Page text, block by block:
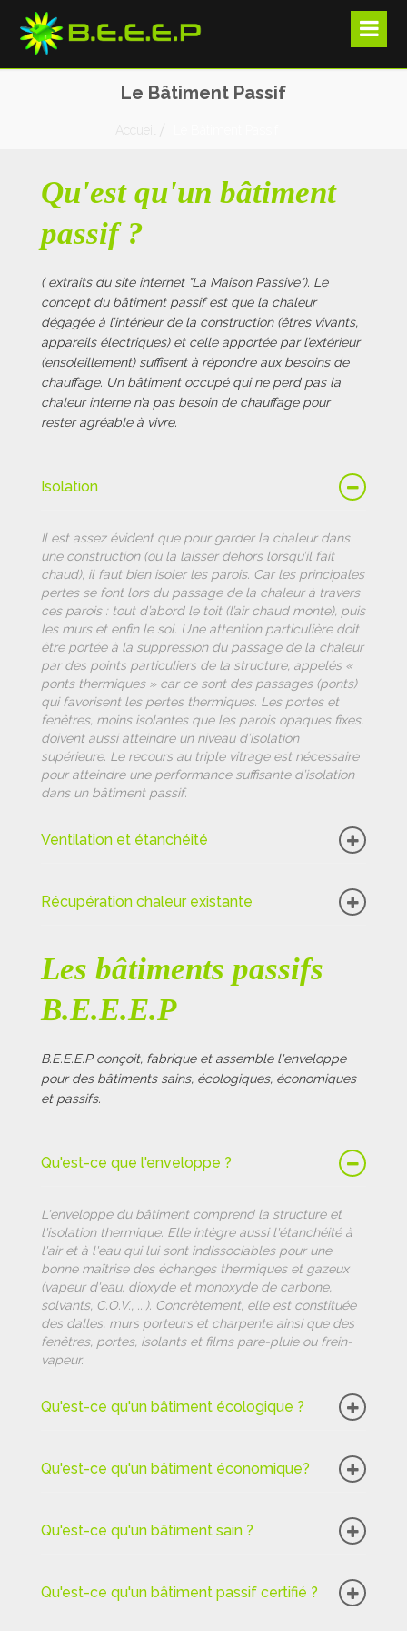
Le Bâtiment Passif
Qu'est qu'un bâtiment
passif ?
( extraits du site internet "La Maison Passive"). Le
concept du bâtiment passif est que la chaleur
dégagée à l’intérieur de la construction (êtres vivants,
appareils électriques) et celle apportée par l’extérieur
(ensoleillement) suffisent à répondre aux besoins de
chauffage. Un bâtiment occupé qui ne perd pas la
chaleur interne n’a pas besoin de chauffage pour
rester agréable à vivre.
Isolation
Il est assez évident que pour garder la chaleur dans
une construction (ou la laisser dehors lorsqu’il fait
chaud), il faut bien isoler les parois. Car les principales
pertes se font lors du passage de la chaleur à travers
ces parois : tout d’abord le toit (l’air chaud monte), puis
les murs et enfin le sol. Une attention particulière doit
être portée à la suppression du passage de la chaleur
par des points particuliers de la structure, appelés «
ponts thermiques » car ce sont des passages (ponts)
qui favorisent les pertes thermiques. Les portes et
fenêtres, moins isolantes que les parois opaques fixes,
doivent aussi atteindre un niveau d’isolation
supérieure. Le recours au triple vitrage est nécessaire
pour atteindre une performance suffisante d’isolation
dans un bâtiment passif.
Ventilation et étanchéité
Récupération chaleur existante
Les bâtiments passifs
B.E.E.E.P
B.E.E.E.P conçoit, fabrique et assemble l'enveloppe
pour des bâtiments sains, écologiques, économiques
et passifs.
Qu'est-ce que l'enveloppe ?
L'enveloppe du bâtiment comprend la structure et
l'isolation thermique. Elle intègre aussi l'étanchéité à
l'air et à l'eau qui lui sont indissociables pour une
bonne maîtrise des échanges thermiques et gazeux
(vapeur d'eau, dioxyde et monoxyde de carbone,
solvants, C.O.V., ...). Concrètement, elle est constituée
des dalles, murs porteurs et charpente ainsi que des
fenêtres, portes, isolants et films pare-pluie ou frein-
vapeur.
Qu'est-ce qu'un bâtiment écologique ?
Qu'est-ce qu'un bâtiment économique?
Qu'est-ce qu'un bâtiment sain ?
Qu'est-ce qu'un bâtiment passif certifié ?